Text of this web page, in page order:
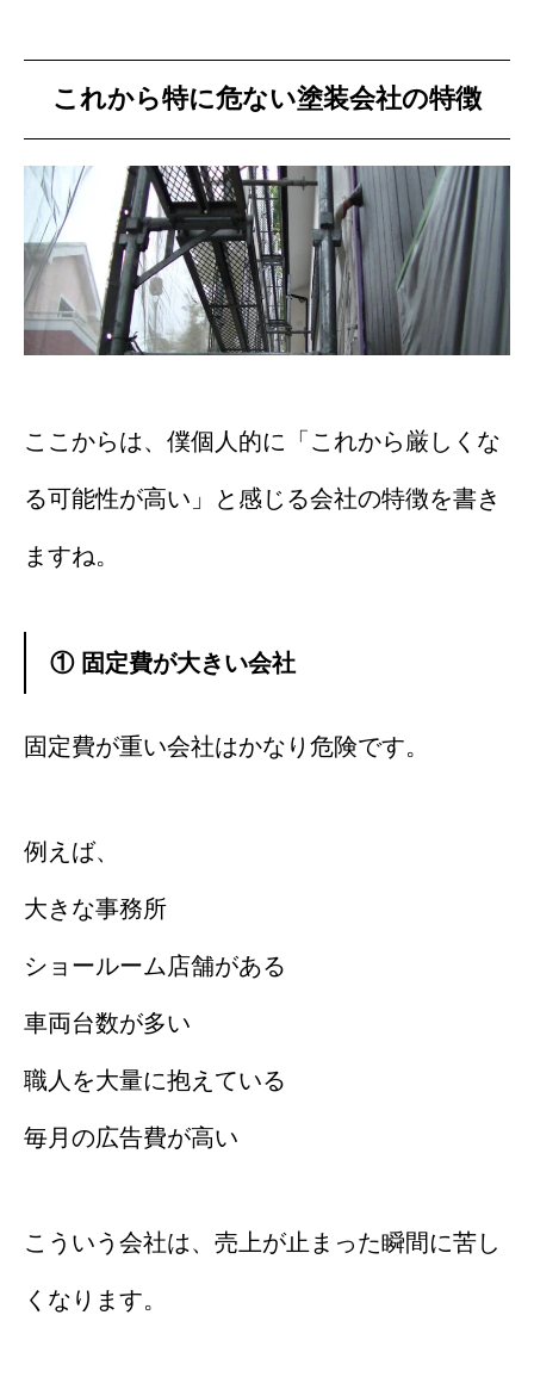
これから特に危ない塗装会社の特徴
ここからは、僕個人的に「これから厳しくな
る可能性が高い」と感じる会社の特徴を書き
ますね。
① 固定費が大きい会社
固定費が重い会社はかなり危険です。
例えば、
大きな事務所
ショールーム店舗がある
車両台数が多い
職人を大量に抱えている
毎月の広告費が高い
こういう会社は、売上が止まった瞬間に苦し
くなります。